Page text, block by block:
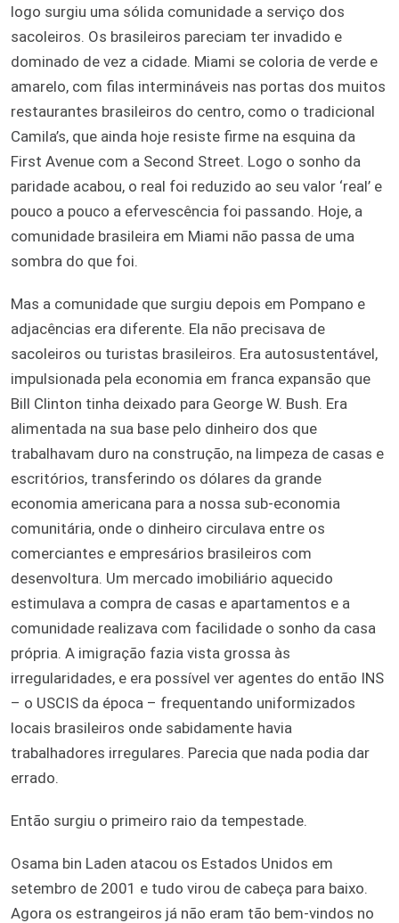
logo surgiu uma sólida comunidade a serviço dos
sacoleiros. Os brasileiros pareciam ter invadido e
dominado de vez a cidade. Miami se coloria de verde e
amarelo, com filas intermináveis nas portas dos muitos
restaurantes brasileiros do centro, como o tradicional
Camila’s, que ainda hoje resiste firme na esquina da
First Avenue com a Second Street. Logo o sonho da
paridade acabou, o real foi reduzido ao seu valor ‘real’ e
pouco a pouco a efervescência foi passando. Hoje, a
comunidade brasileira em Miami não passa de uma
sombra do que foi.
Mas a comunidade que surgiu depois em Pompano e
adjacências era diferente. Ela não precisava de
sacoleiros ou turistas brasileiros. Era autosustentável,
impulsionada pela economia em franca expansão que
Bill Clinton tinha deixado para George W. Bush. Era
alimentada na sua base pelo dinheiro dos que
trabalhavam duro na construção, na limpeza de casas e
escritórios, transferindo os dólares da grande
economia americana para a nossa sub-economia
comunitária, onde o dinheiro circulava entre os
comerciantes e empresários brasileiros com
desenvoltura. Um mercado imobiliário aquecido
estimulava a compra de casas e apartamentos e a
comunidade realizava com facilidade o sonho da casa
própria. A imigração fazia vista grossa às
irregularidades, e era possível ver agentes do então INS
– o USCIS da época – frequentando uniformizados
locais brasileiros onde sabidamente havia
trabalhadores irregulares. Parecia que nada podia dar
errado.
Então surgiu o primeiro raio da tempestade.
Osama bin Laden atacou os Estados Unidos em
setembro de 2001 e tudo virou de cabeça para baixo.
Agora os estrangeiros já não eram tão bem-vindos no